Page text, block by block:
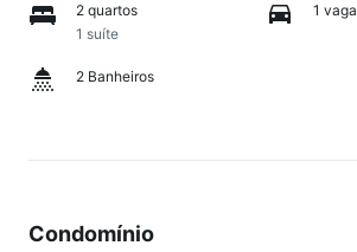
2 quartos
1 suíte
1 vaga
2 Banheiros
Condomínio